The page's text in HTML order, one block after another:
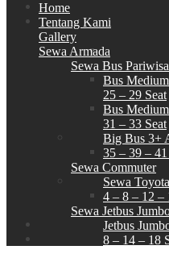
Home
Tentang Kami
Gallery
Sewa Armada
Sewa Bus
Bus
25 – 29 Seat
Bus
31 – 33 Seat
Big Bus 3+
35 – 39 – 41
Sewa Commuter
Sewa
4 – 8 – 12 –
Sewa Jetbus
Jetbus
8 – 14 – 18